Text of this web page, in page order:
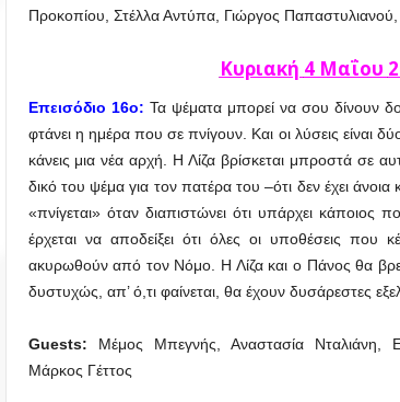
Προκοπίου, Στέλλα Αντύπα, Γιώργος
Κυριακή 4 Μαΐου
Επεισόδιο 16ο: Τα ψέματα μπορεί να σου δίνουν
φτάνει η ημέρα που σε πνίγουν. Και οι λύσεις είναι
κάνεις μια νέα αρχή. Η Λίζα βρίσκεται μπροστά σε
δικό του ψέμα για τον πατέρα του –ότι δεν έχει άνοια
«πνίγεται» όταν διαπιστώνει ότι υπάρχει κάποιος
έρχεται να αποδείξει ότι όλες οι υποθέσεις που
ακυρωθούν από τον Νόμο. Η Λίζα και ο Πάνος θα
δυστυχώς, απ’ ό,τι φαίνεται, θα έχουν δυσάρεστες
Guests: Μέμος Μπεγνής, Αναστασία Νταλιάνη,
Μάρκος Γέττος